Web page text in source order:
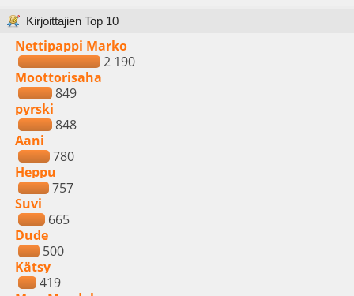
Kirjoittajien Top 10
Nettipappi Marko
2 190
Moottorisaha
849
pyrski
848
Aani
780
Heppu
757
Suvi
665
Dude
500
Kätsy
419